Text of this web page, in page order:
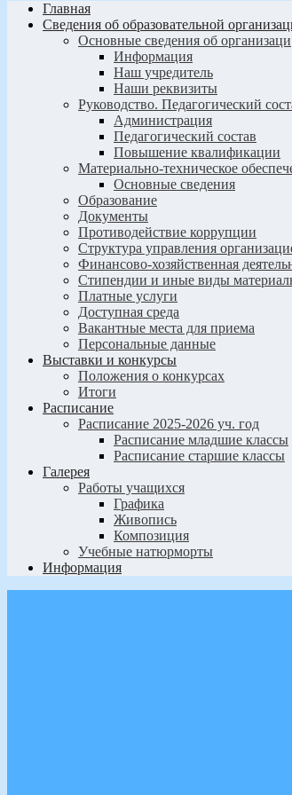
Главная
Сведения об образовательной
Основные сведения об организаци
Информация
Наш учредитель
Наши реквизиты
Руководство. Педагогический
Администрация
Педагогический состав
Повышение квалификации
Материально-техническое
Основные сведения
Образование
Документы
Противодействие коррупции
Структура управления
Финансово-хозяйственная
Стипендии и иные виды
Платные услуги
Доступная среда
Вакантные места для приема
Персональные данные
Выставки и конкурсы
Положения о конкурсах
Итоги
Расписание
Расписание 2025-2026 уч. год
Расписание младшие классы
Расписание старшие классы
Галерея
Работы учащихся
Графика
Живопись
Композиция
Учебные натюрморты
Информация